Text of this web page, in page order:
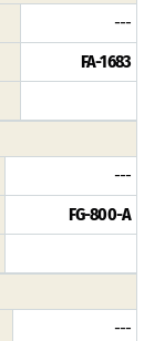
---
FA-1683
---
FG-800-A
---